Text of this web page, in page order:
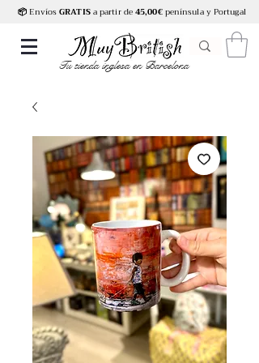
📦EnvíosGRATISa partir de45,00€península y Portugal
Tu tienda inglesa en Barcelona